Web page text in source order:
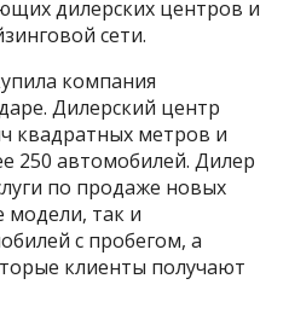
дилерских центров и
сети.
компания
Дилерский центр
квадратных метров и
250 автомобилей. Дилер
по продаже новых
так и
с пробегом, а
клиенты получают